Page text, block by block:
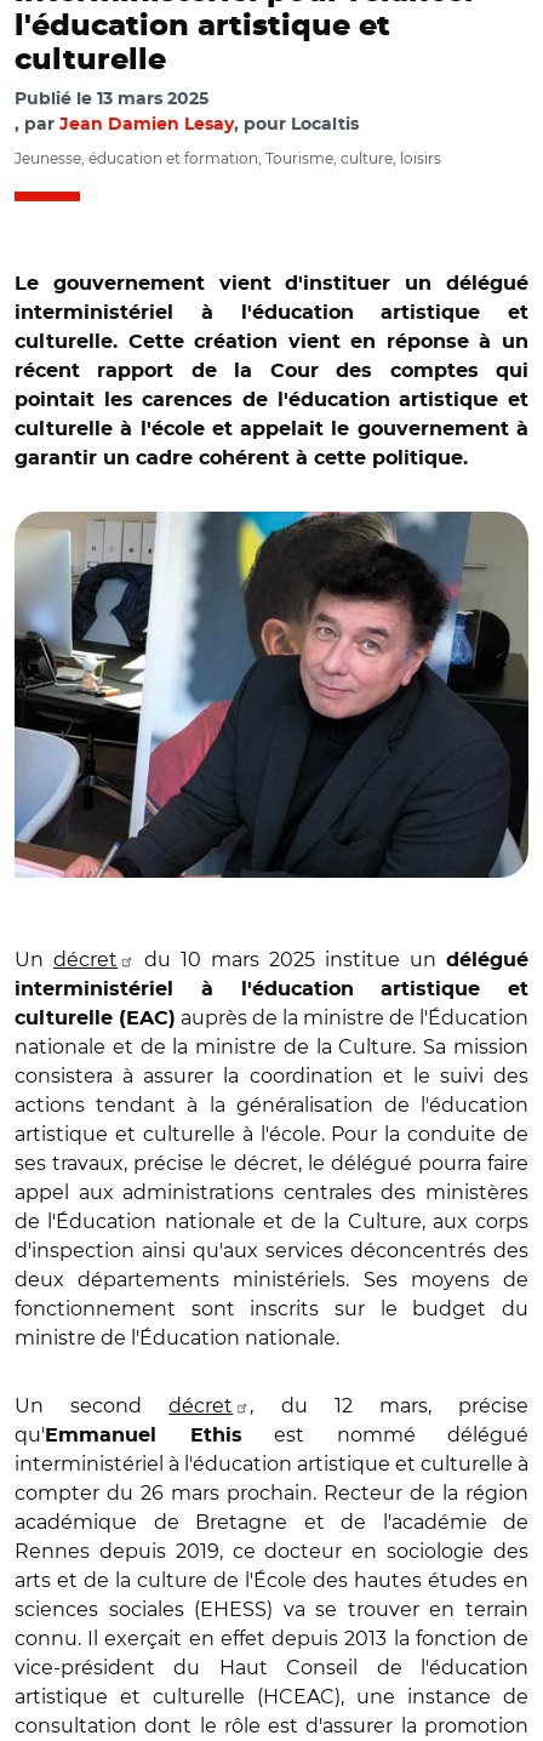
l'éducation artistique et
culturelle
Publié le 13 mars 2025
par Jean Damien Lesay, pour Localtis
Jeunesse, éducation et formation, Tourisme, culture, loisirs
Le gouvernement vient d'instituer un délégué
interministériel à l'éducation artistique et
culturelle. Cette création vient en réponse à un
récent rapport de la Cour des comptes qui
pointait les carences de l'éducation artistique et
culturelle à l'école et appelait le gouvernement à
garantir un cadre cohérent à cette politique.
Un décret du 10 mars 2025 institue un délégué
interministériel à l'éducation artistique et
culturelle (EAC) auprès de la ministre de l'Éducation
nationale et de la ministre de la Culture. Sa mission
consistera à assurer la coordination et le suivi des
actions tendant à la généralisation de l'éducation
artistique et culturelle à l'école. Pour la conduite de
ses travaux, précise le décret, le délégué pourra faire
appel aux administrations centrales des ministères
de l'Éducation nationale et de la Culture, aux corps
d'inspection ainsi qu'aux services déconcentrés des
deux départements ministériels. Ses moyens de
fonctionnement sont inscrits sur le budget du
ministre de l'Éducation nationale.
Un seconddécret
, du 12 mars, précise
qu' Emmanuel Ethis
est nommé délégué
interministériel à l'éducation artistique et culturelle à
compter du 26 mars prochain. Recteur de la région
académique de Bretagne et de l'académie de
Rennes depuis 2019, ce docteur en sociologie des
arts et de la culture de l'École des hautes études en
sciences sociales (EHESS) va se trouver en terrain
connu. Il exerçait en effet depuis 2013 la fonction de
vice-président du Haut Conseil de l'éducation
artistique et culturelle (HCEAC), une instance de
consultation dont le rôle est d'assurer la promotion